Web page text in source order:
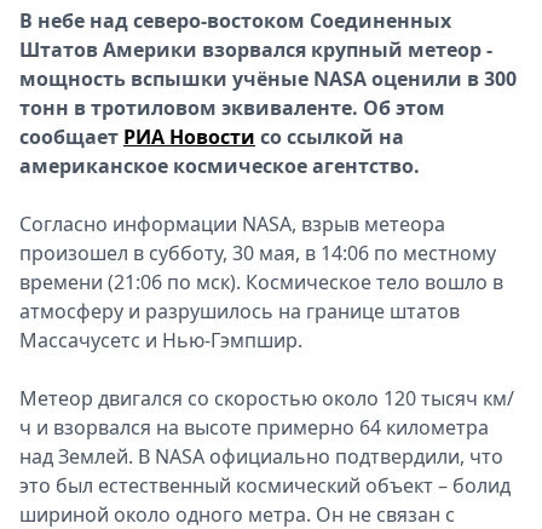
Стримы
Спецпроекты
Звезды
Выборы
2026
Скачай
В небе над северо-востоком Соединенных
Штатов Америки взорвался крупный метеор -
мощность вспышки учёные NASA оценили в 300
тонн в тротиловом эквиваленте. Об этом
сообщает РИА Новости со ссылкой на
американское космическое агентство.
Согласно информации NASA, взрыв метеора
произошел в субботу, 30 мая, в 14:06 по местному
времени (21:06 по мск). Космическое тело вошло в
атмосферу и разрушилось на границе штатов
Массачусетс и Нью-Гэмпшир.
Метеор двигался со скоростью около 120 тысяч км/
ч и взорвался на высоте примерно 64 километра
над Землей. В NASA официально подтвердили, что
это был естественный космический объект – болид
шириной около одного метра. Он не связан с